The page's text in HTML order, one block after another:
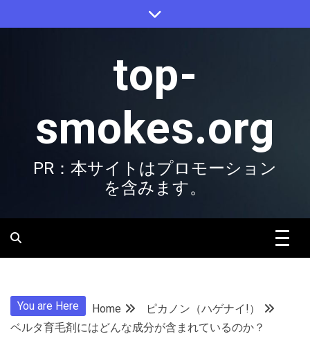
to
top-
smokes.org
PR：本サイトはプロモーション
を含みます。
You are Here Home
ピカノン（ハゲナイ!）
ベルタ育毛剤にはどんな成分が含まれているのか？